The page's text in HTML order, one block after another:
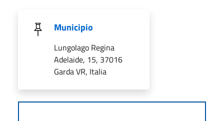
Municipio
Lungolago Regina
Adelaide, 15, 37016
Garda VR, Italia